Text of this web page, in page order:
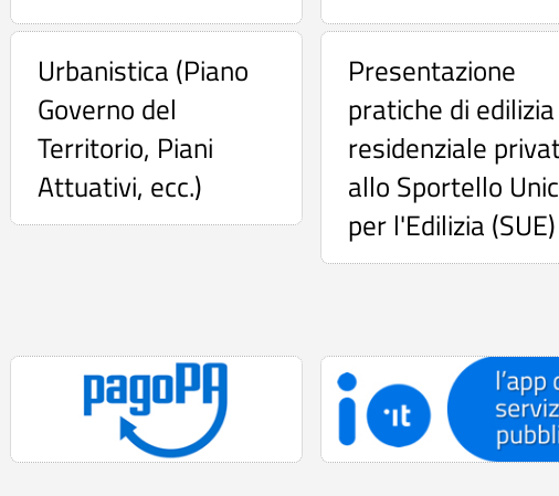
Urbanistica (Piano
Governo del
Territorio, Piani
Attuativi, ecc.)
Presentazione
pratiche di edilizia
residenziale
allo Sportello
per l'Edilizia (SUE)